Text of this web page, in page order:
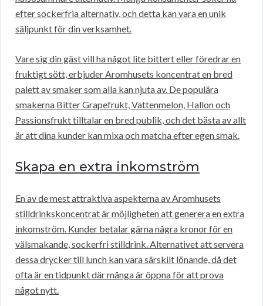
efter sockerfria alternativ, och detta kan vara en unik
säljpunkt för din verksamhet.
Vare sig din gäst vill ha något lite bittert eller föredrar en
fruktigt sött, erbjuder Aromhusets koncentrat en bred
palett av smaker som alla kan njuta av. De populära
smakerna Bitter Grapefrukt, Vattenmelon, Hallon och
Passionsfrukt tilltalar en bred publik, och det bästa av allt
är att dina kunder kan mixa och matcha efter egen smak.
Skapa en extra inkomström
En av de mest attraktiva aspekterna av Aromhusets
stilldrinkskoncentrat är möjligheten att generera en extra
inkomström. Kunder betalar gärna några kronor för en
välsmakande, sockerfri stilldrink. Alternativet att servera
dessa drycker till lunch kan vara särskilt lönande, då det
ofta är en tidpunkt där många är öppna för att prova
något nytt.